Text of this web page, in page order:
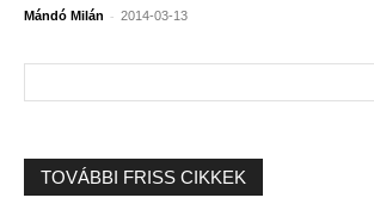
Mándó Milán - 2014-03-13
TOVÁBBI FRISS CIKKEK